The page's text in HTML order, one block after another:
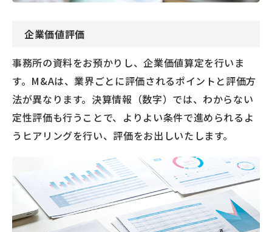
企業価値評価
事務所の資料をお預かりし、企業価値算定を行いま
す。M&Aは、業界ごとに評価されるポイントと評価方
法が異なります。決算情報（数字）では、わからない
定性評価も行うことで、よりよい条件で進められるよ
うヒアリングを行い、評価をお出しいたします。